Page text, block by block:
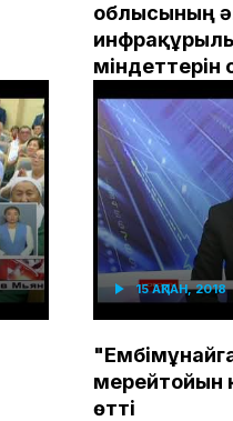
облысының
15 АҚПАН, 2018
мерейтойын
өтті